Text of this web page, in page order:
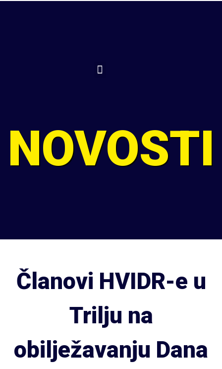
NOVOSTI
Članovi HVIDR-e u
Trilju na
obilježavanju Dana